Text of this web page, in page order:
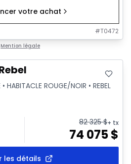
votre achat
#T0472
Mention légale
• HABITACLE ROUGE/NOIR • REBEL
82 325$+ tx
74 075$
les détails